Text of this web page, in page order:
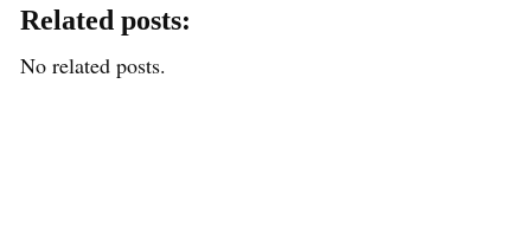
Related posts:
No related posts.